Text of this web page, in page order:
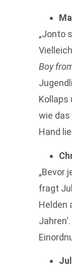
„Jonto
Boy
Kollaps
wie
Hand
„Bevor
fragt
Helden